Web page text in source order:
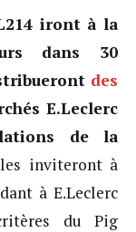
iront à la
dans 30
des
E.Leclerc
de la
inviteront à
à E.Leclerc
du Pig